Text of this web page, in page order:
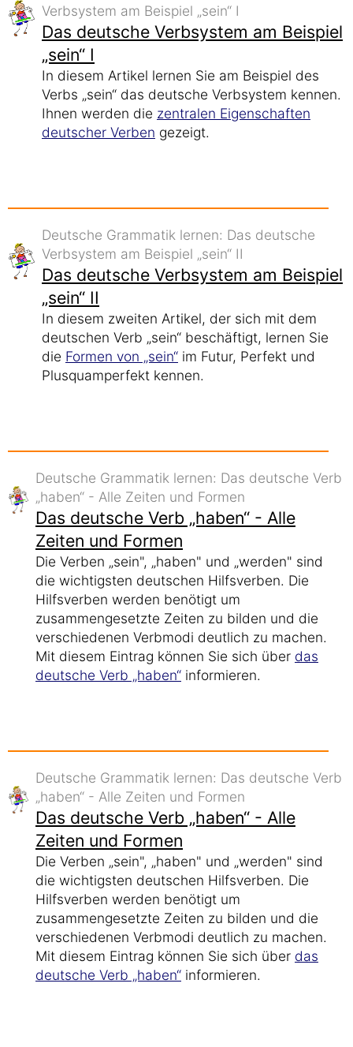
Verbsystem am Beispiel „sein“ I
Das deutsche Verbsystem am Beispiel
„sein“ I
In diesem Artikel lernen Sie am Beispiel des
Verbs „sein“ das deutsche Verbsystem kennen.
Ihnen werden die zentralen Eigenschaften
deutscher Verben gezeigt.
Deutsche Grammatik lernen: Das deutsche
Verbsystem am Beispiel „sein“ II
Das deutsche Verbsystem am Beispiel
„sein“ II
In diesem zweiten Artikel, der sich mit dem
deutschen Verb „sein“ beschäftigt, lernen Sie
die Formen von „sein“ im Futur, Perfekt und
Plusquamperfekt kennen.
Deutsche Grammatik lernen: Das deutsche Verb
„haben“ - Alle Zeiten und Formen
Das deutsche Verb „haben“ - Alle
Zeiten und Formen
Die Verben „sein", „haben" und „werden" sind
die wichtigsten deutschen Hilfsverben. Die
Hilfsverben werden benötigt um
zusammengesetzte Zeiten zu bilden und die
verschiedenen Verbmodi deutlich zu machen.
Mit diesem Eintrag können Sie sich über das
deutsche Verb „haben“ informieren.
Deutsche Grammatik lernen: Das deutsche Verb
„haben“ - Alle Zeiten und Formen
Das deutsche Verb „haben“ - Alle
Zeiten und Formen
Die Verben „sein", „haben" und „werden" sind
die wichtigsten deutschen Hilfsverben. Die
Hilfsverben werden benötigt um
zusammengesetzte Zeiten zu bilden und die
verschiedenen Verbmodi deutlich zu machen.
Mit diesem Eintrag können Sie sich über das
deutsche Verb „haben“ informieren.